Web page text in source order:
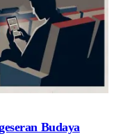
Budaya